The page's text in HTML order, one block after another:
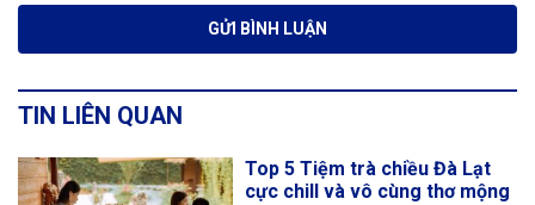
TIN LIÊN QUAN
Top 5 Tiệm trà chiều Đà Lạt
cực chill và vô cùng thơ mộng